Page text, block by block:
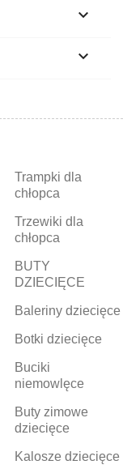


Trampki dla
chłopca
Trzewiki dla
chłopca
BUTY
DZIECIĘCE
Baleriny dziecięce
Botki dziecięce
Buciki
niemowlęce
Buty zimowe
dziecięce
Kalosze dziecięce